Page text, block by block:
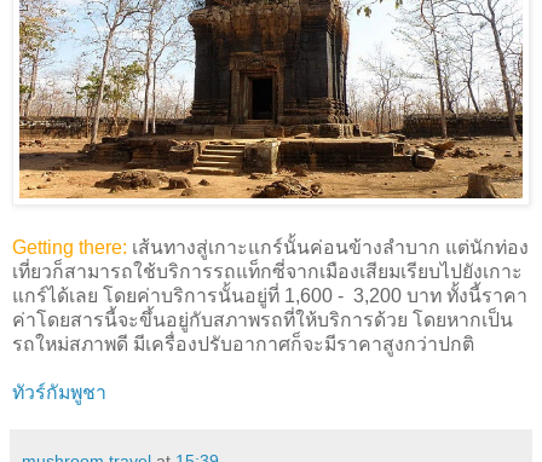
Getting there: เส้นทางสู่เกาะแกร์นั้นค่อนข้างลำบาก แต่นักท่อง
เที่ยวก็สามารถใช้บริการรถแท็กซี่จากเมืองเสียมเรียบไปยังเกาะ
แกร์ได้เลย โดยค่าบริการนั้นอยู่ที่ 1,600 - 3,200 บาท ทั้งนี้ราคา
ค่าโดยสารนี้จะขึ้นอยู่กับสภาพรถที่ให้บริการด้วย โดยหากเป็น
รถใหม่สภาพดี มีเครื่องปรับอากาศก็จะมีราคาสูงกว่าปกติ
ทัวร์กัมพูชา